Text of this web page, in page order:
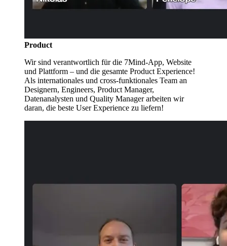
Product
Wir sind verantwortlich für die 7Mind-App, Website
und Plattform – und die gesamte Product Experience!
Als internationales und cross-funktionales Team an
Designern, Engineers, Product Manager,
Datenanalysten und Quality Manager arbeiten wir
daran, die beste User Experience zu liefern!